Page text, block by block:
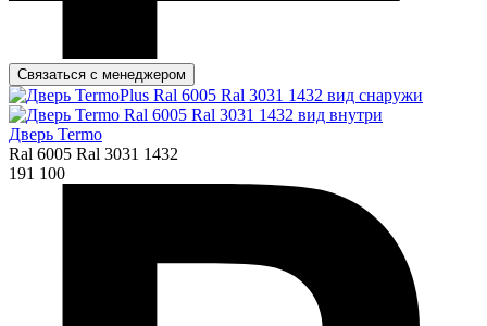
Связаться с менеджером
Дверь Termo
Ral 6005 Ral 3031 1432
191 100